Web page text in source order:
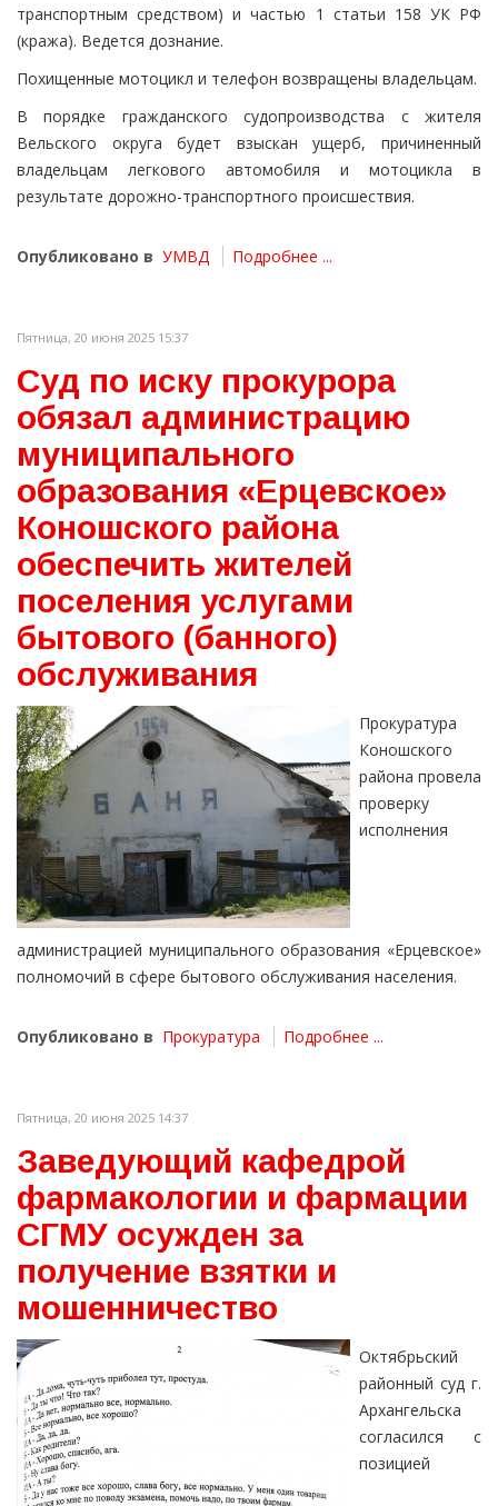
транспортным средством) и частью 1 статьи 158 УК РФ
(кража). Ведется дознание.
Похищенные мотоцикл и телефон возвращены владельцам.
В порядке гражданского судопроизводства с жителя
Вельского округа будет взыскан ущерб, причиненный
владельцам легкового автомобиля и мотоцикла в
результате дорожно-транспортного происшествия.
Опубликовано в УМВД Подробнее ...
Пятница, 20 июня 2025 15:37
Суд по иску прокурора
обязал администрацию
муниципального
образования «Ерцевское»
Коношского района
обеспечить жителей
поселения услугами
бытового (банного)
обслуживания
Прокуратура
Коношского
района провела
проверку
исполнения
администрацией муниципального образования «Ерцевское»
полномочий в сфере бытового обслуживания населения.
Опубликовано в Прокуратура Подробнее ...
Пятница, 20 июня 2025 14:37
Заведующий кафедрой
фармакологии и фармации
СГМУ осужден за
получение взятки и
мошенничество
Октябрьский
районный суд г.
Архангельска
согласился с
позицией